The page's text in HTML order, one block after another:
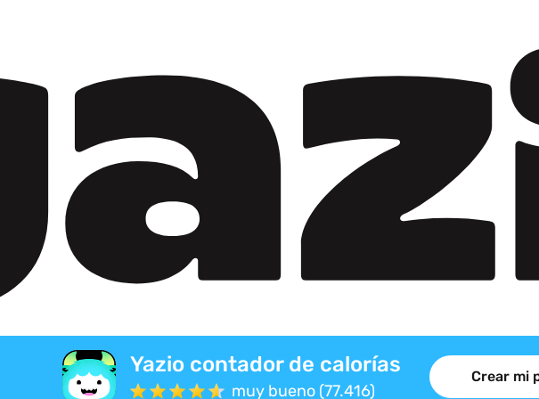
Yazio contador de calorías
muy bueno (77.416)
Crear mi